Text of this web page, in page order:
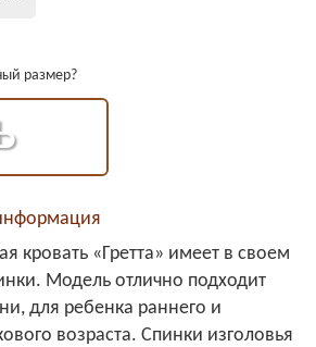
размер?
кровать «Гретта» имеет в своем
Модель отлично подходит
для ребенка раннего и
возраста. Спинки изголовья